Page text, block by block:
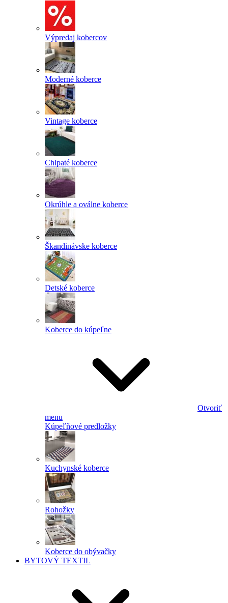
Výpredaj kobercov
Moderné koberce
Vintage koberce
Chlpaté koberce
Okrúhle a oválne koberce
Škandinávske koberce
Detské koberce
Koberce do kúpeľne
Otvoriť
menu
Kúpeľňové predložky
Kuchynské koberce
Rohožky
Koberce do obývačky
BYTOVÝ TEXTIL